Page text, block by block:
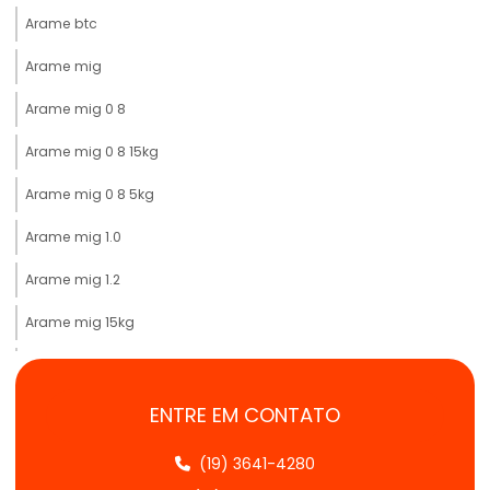
Arame btc
Arame mig
Arame mig 0 8
Arame mig 0 8 15kg
Arame mig 0 8 5kg
Arame mig 1.0
Arame mig 1.2
Arame mig 15kg
Arame mig comprar
Arame mig gerdau preçoENTRE EM CONTATO
(19) 3641-4280